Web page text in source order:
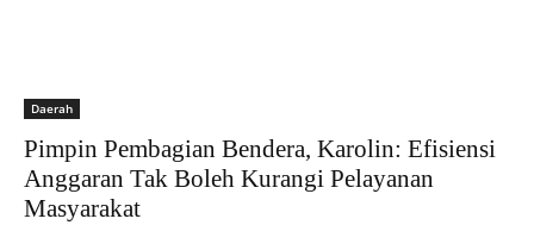
Daerah
Pimpin Pembagian Bendera, Karolin: Efisiensi
Anggaran Tak Boleh Kurangi Pelayanan
Masyarakat